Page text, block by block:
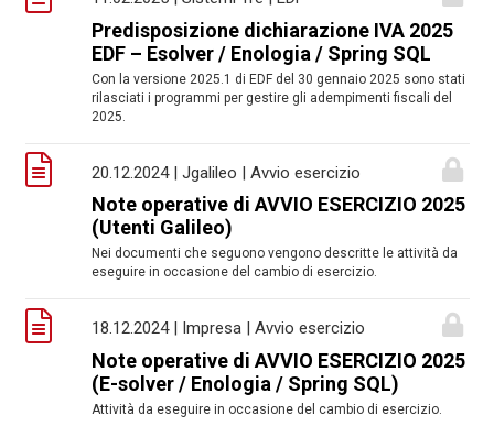
Predisposizione dichiarazione IVA 2025
EDF – Esolver / Enologia / Spring SQL
Con la versione 2025.1 di EDF del 30 gennaio 2025 sono stati
rilasciati i programmi per gestire gli adempimenti fiscali del
2025.
20.12.2024 | Jgalileo | Avvio esercizio
Note operative di AVVIO ESERCIZIO 2025
(Utenti Galileo)
Nei documenti che seguono vengono descritte le attività da
eseguire in occasione del cambio di esercizio.
18.12.2024 | Impresa | Avvio esercizio
Note operative di AVVIO ESERCIZIO 2025
(E-solver / Enologia / Spring SQL)
Attività da eseguire in occasione del cambio di esercizio.